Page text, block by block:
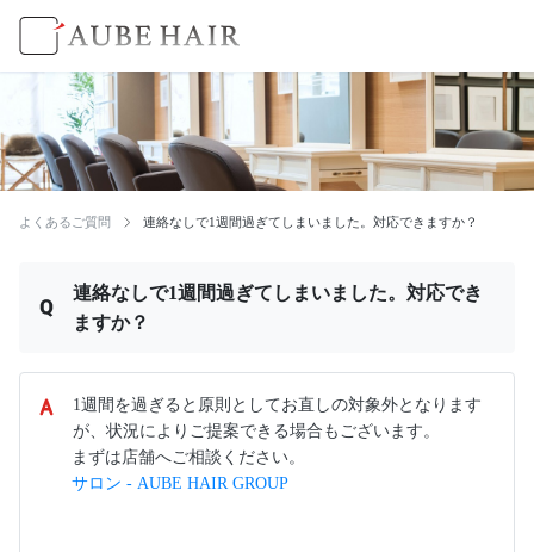
よくあるご質問 連絡なしで1週間過ぎてしまいました。対応できますか？
連絡なしで1週間過ぎてしまいました。対応でき
ますか？
1週間を過ぎると原則としてお直しの対象外となります
が、状況によりご提案できる場合もございます。
まずは店舗へご相談ください。
サロン - AUBE HAIR GROUP